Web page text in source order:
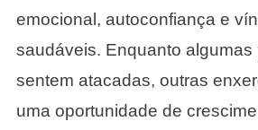
emocional, autoconfiança e
saudáveis. Enquanto algumas
sentem atacadas, outras
uma oportunidade de